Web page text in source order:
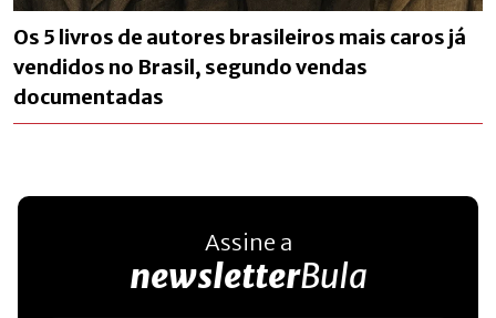
Os 5 livros de autores brasileiros mais caros já
vendidos no Brasil, segundo vendas
documentadas
Assine a
newsletterBula